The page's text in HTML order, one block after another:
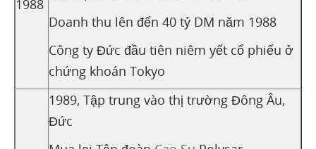
1988
Doanh thu lên đến 40 tỷ DM năm 1988
Công ty Đức đầu tiên niêm yết cổ phiếu ở
chứng khoán Tokyo
1989, Tập trung vào thị trường Đông Âu,
Đức